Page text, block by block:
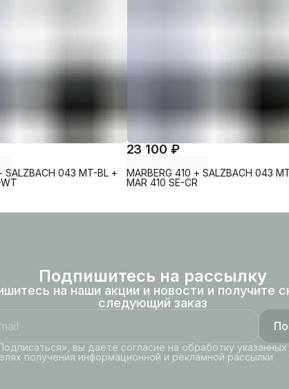
SALZBACH 043 MT-BL +
23 100 ₽
MARBERG 410 + SALZBACH 043
MAR 410 SE-CR
Подпишитесь на рассылку
на наши акции и новости и получите
следующий заказ
вы даете согласие на обработку
получения информационной и рекламной рассылки